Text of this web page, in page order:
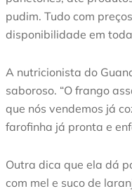
pudim. Tudo com
disponibilidade em
A nutricionista do
saboroso. “O frango
que nós vendemos já
farofinha já pronta e
Outra dica que ela dá
com mel e suco de